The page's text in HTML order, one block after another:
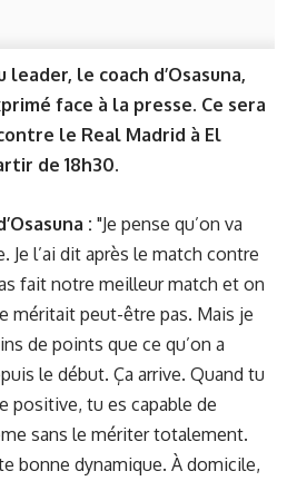
le coach d’Osasuna,
face à la presse. Ce sera
le Real Madrid à El
de 18h30.
: "Je pense qu’on va
Je l’ai dit après le match contre
fait notre meilleur match et on
méritait peut-être pas. Mais je
de points que ce qu’on a
le début. Ça arrive. Quand tu
positive, tu es capable de
sans le mériter totalement.
bonne dynamique. À domicile,